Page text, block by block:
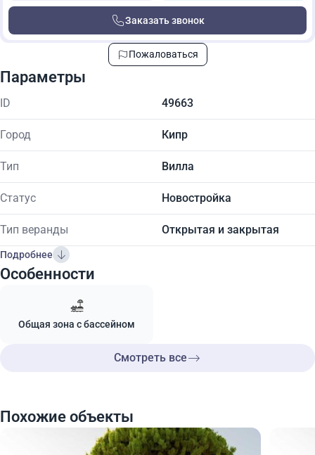
Заказать звонок
Пожаловаться
Параметры
ID 49663
Город Кипр
Тип Вилла
Статус Новостройка
Тип веранды Открытая и закрытая
Подробнее
Особенности
Общая зона с бассейном
Смотреть все
Похожие объекты